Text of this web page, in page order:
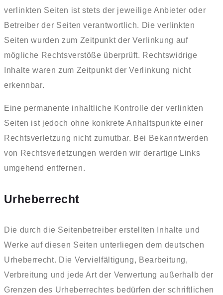
verlinkten Seiten ist stets der jeweilige Anbieter oder
Betreiber der Seiten verantwortlich. Die verlinkten
Seiten wurden zum Zeitpunkt der Verlinkung auf
mögliche Rechtsverstöße überprüft. Rechtswidrige
Inhalte waren zum Zeitpunkt der Verlinkung nicht
erkennbar.
Eine permanente inhaltliche Kontrolle der verlinkten
Seiten ist jedoch ohne konkrete Anhaltspunkte einer
Rechtsverletzung nicht zumutbar. Bei Bekanntwerden
von Rechtsverletzungen werden wir derartige Links
umgehend entfernen.
Urheberrecht
Die durch die Seitenbetreiber erstellten Inhalte und
Werke auf diesen Seiten unterliegen dem deutschen
Urheberrecht. Die Vervielfältigung, Bearbeitung,
Verbreitung und jede Art der Verwertung außerhalb der
Grenzen des Urheberrechtes bedürfen der schriftlichen